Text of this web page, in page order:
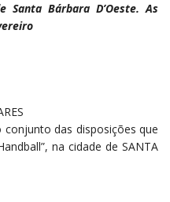
Bárbara D’Oeste. As
das disposições que
na cidade de SANTA